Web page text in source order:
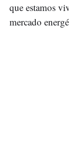
que estamos
mercado